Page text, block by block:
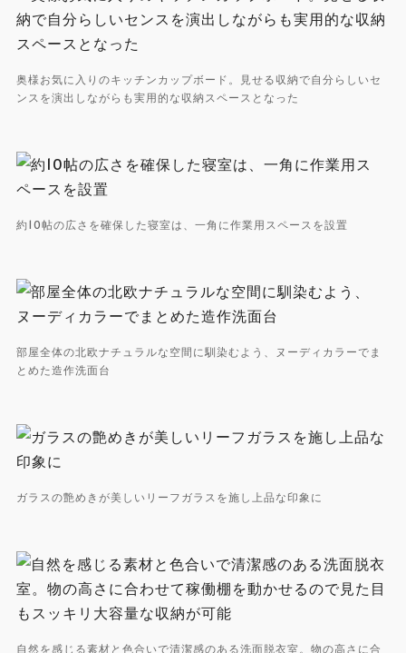
奥様お気に入りのキッチンカップボード。見せる収納で自分らしいセ
ンスを演出しながらも実用的な収納スペースとなった
約10帖の広さを確保した寝室は、一角に作業用スペースを設置
部屋全体の北欧ナチュラルな空間に馴染むよう、ヌーディカラーでま
とめた造作洗面台
ガラスの艶めきが美しいリーフガラスを施し上品な印象に
自然を感じる素材と色合いで清潔感のある洗面脱衣室。物の高さに合